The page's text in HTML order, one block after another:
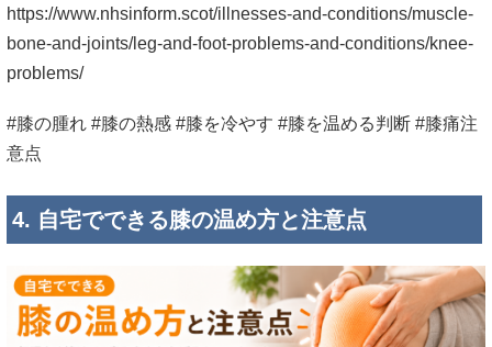
https://www.nhsinform.scot/illnesses-and-conditions/muscle-
bone-and-joints/leg-and-foot-problems-and-conditions/knee-
problems/
#膝の腫れ #膝の熱感 #膝を冷やす #膝を温める判断 #膝痛注
意点
4. 自宅でできる膝の温め方と注意点